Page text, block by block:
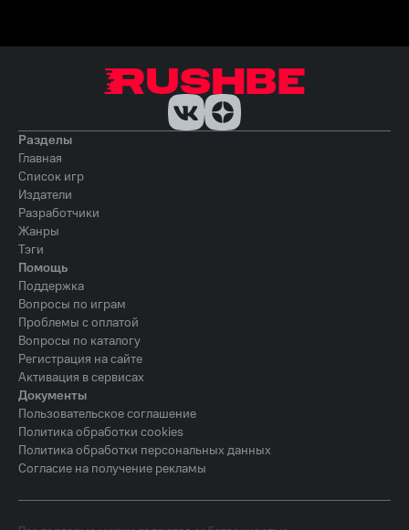
Разделы
Главная
Список игр
Издатели
Разработчики
Жанры
Тэги
Помощь
Поддержка
Вопросы по играм
Проблемы с оплатой
Вопросы по каталогу
Регистрация на сайте
Активация в сервисах
Документы
Пользовательское соглашение
Политика обработки cookies
Политика обработки персональных данных
Согласие на получение рекламы